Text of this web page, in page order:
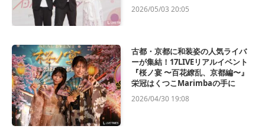
2026/05/03 20:05
古都・京都に和装姿の人気ライバ
ーが集結！17LIVEリアルイベント
『桜ノ宴 〜百花繚乱、京都編〜』
栄冠はくつこMarimbaの手に
2026/04/30 19:08